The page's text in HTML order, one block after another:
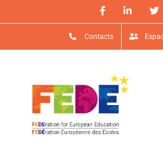
FacebookLinkedInX
Contacts